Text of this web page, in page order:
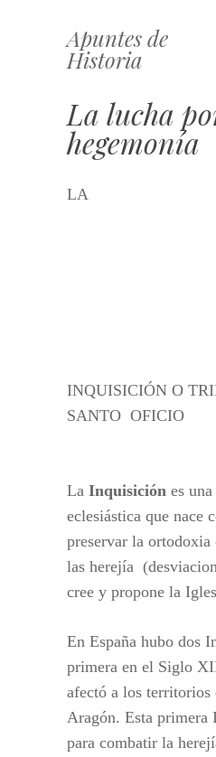
Apuntes de
Historia
Saltar
al
La lucha
hegemonía
LA
INQUISICIÓN O
SANTO OFICIO
La Inquisición es
eclesiástica que nace
preservar la ortodoxia
las herejía
cree y propone la
En España hubo dos
primera en el Siglo
afectó a los territorios
Aragón. Esta primera
para combatir la